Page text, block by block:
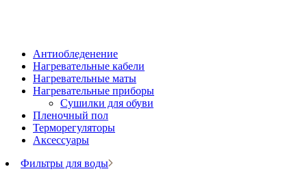
Антиобледенение
Нагревательные кабели
Нагревательные маты
Нагревательные приборы
Сушилки для обуви
Пленочный пол
Терморегуляторы
Аксессуары
Фильтры для воды